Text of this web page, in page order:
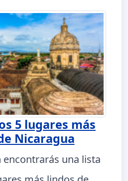
5 lugares más
Nicaragua
una lista